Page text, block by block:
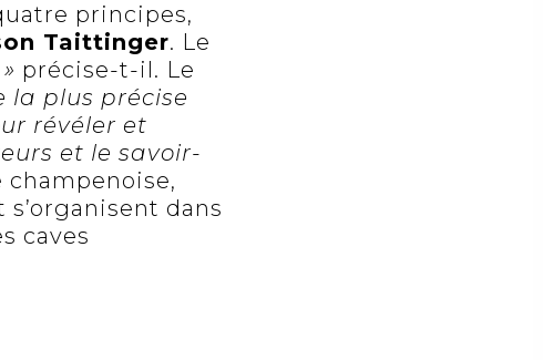
principes,
Taittinger. Le
précise-t-il. Le
la plus précise
révéler et
et le savoir-
dans
caves